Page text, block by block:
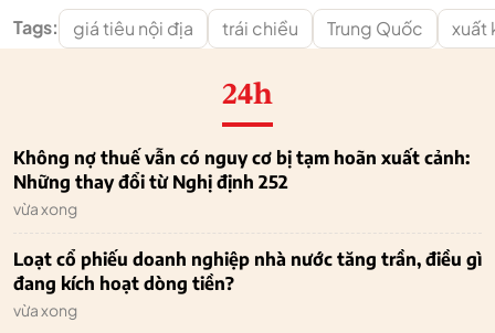
Tags: giá tiêu nội địa trái chiều Trung Quốc xuất
24h
Không nợ thuế vẫn có nguy cơ bị tạm hoãn xuất cảnh:
Những thay đổi từ Nghị định 252
vừa xong
Loạt cổ phiếu doanh nghiệp nhà nước tăng trần, điều gì
đang kích hoạt dòng tiền?
vừa xong